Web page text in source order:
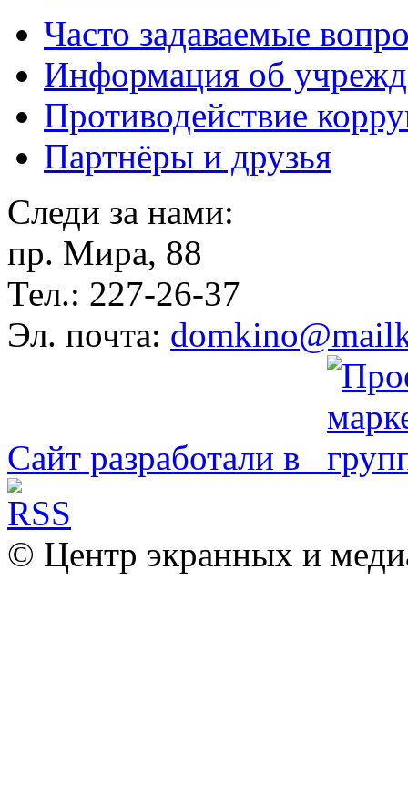
Часто задаваемые
Информация об
Противодействие
Партнёры и друзья
Следи за нами:
пр. Мира, 88
Тел.: 227-26-37
Эл. почта:
Сайт разработали в
© Центр экранных и